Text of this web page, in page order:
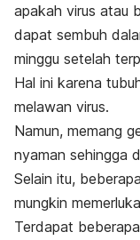
apakah virus atau
dapat sembuh
minggu setelah
Hal ini karena
melawan virus.
Namun, memang
nyaman sehingga
Selain itu,
mungkin
Terdapat